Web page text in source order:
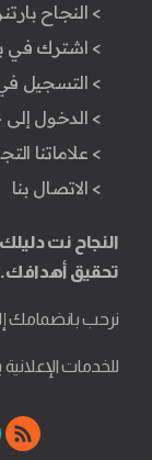
> النجاح
> اشترك في
> التسجيل
> الدخول
> علاماتنا
> الاتصال بنا
النجاح نت
تحقيق أهدافك.
نرحب بانضمامك
للخدمات الإعلانية